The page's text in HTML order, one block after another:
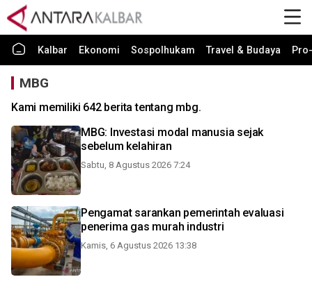
Kalbar Ekonomi Sospolhukam Travel & Budaya
MBG
Kami memiliki 642 berita tentang mbg.
MBG: Investasi modal manusia sejak
sebelum kelahiran
Sabtu, 8 Agustus 2026 7:24
Pengamat sarankan pemerintah evaluasi
penerima gas murah industri
Kamis, 6 Agustus 2026 13:38